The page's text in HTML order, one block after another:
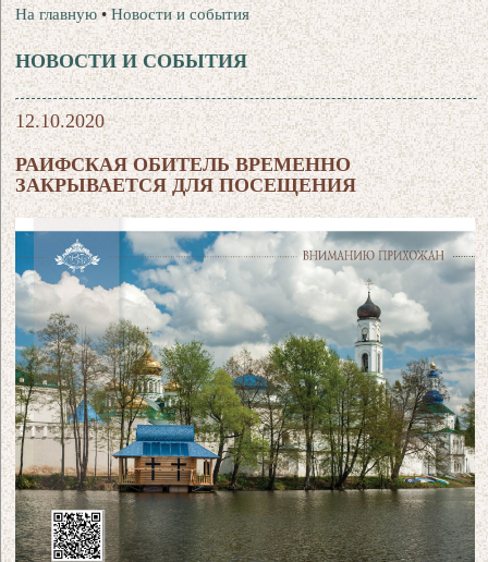
На главную •Новости и события
НОВОСТИ И СОБЫТИЯ
12.10.2020
РАИФСКАЯ ОБИТЕЛЬ ВРЕМЕННО
ЗАКРЫВАЕТСЯ ДЛЯ ПОСЕЩЕНИЯ